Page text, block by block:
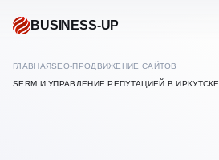
BUSINESS-UP
ГЛАВНАЯSEO-ПРОДВИЖЕНИЕ САЙТОВ
SERM И УПРАВЛЕНИЕ РЕПУТАЦИЕЙ В ИРКУТСКЕ